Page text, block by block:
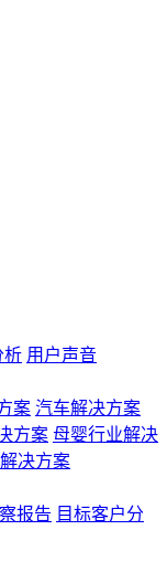
析 用户声音
案 汽车解决方案
方案 母婴行业解决
决方案
报告 目标客户分